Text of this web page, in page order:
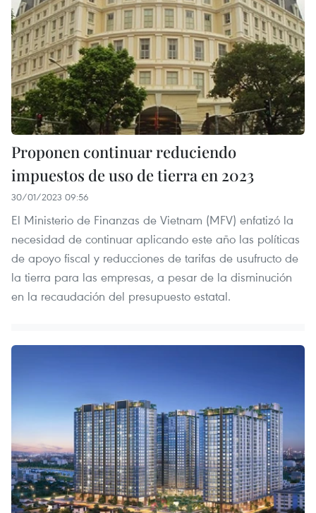
Proponen continuar reduciendo
impuestos de uso de tierra en 2023
30/01/2023 09:56
El Ministerio de Finanzas de Vietnam (MFV) enfatizó la
necesidad de continuar aplicando este año las políticas
de apoyo fiscal y reducciones de tarifas de usufructo de
la tierra para las empresas, a pesar de la disminución
en la recaudación del presupuesto estatal.